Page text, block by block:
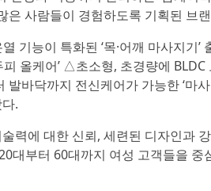
은 사람들이 경험하도록 기획된 브
기능이 특화된 ‘목·어깨 마사지
올케어’ △초소형, 초경량에
바닥까지 전신케어가 가능한 ‘마
.
력에 대한 신뢰, 세련된 디자인과
대부터 60대까지 여성 고객들을 중